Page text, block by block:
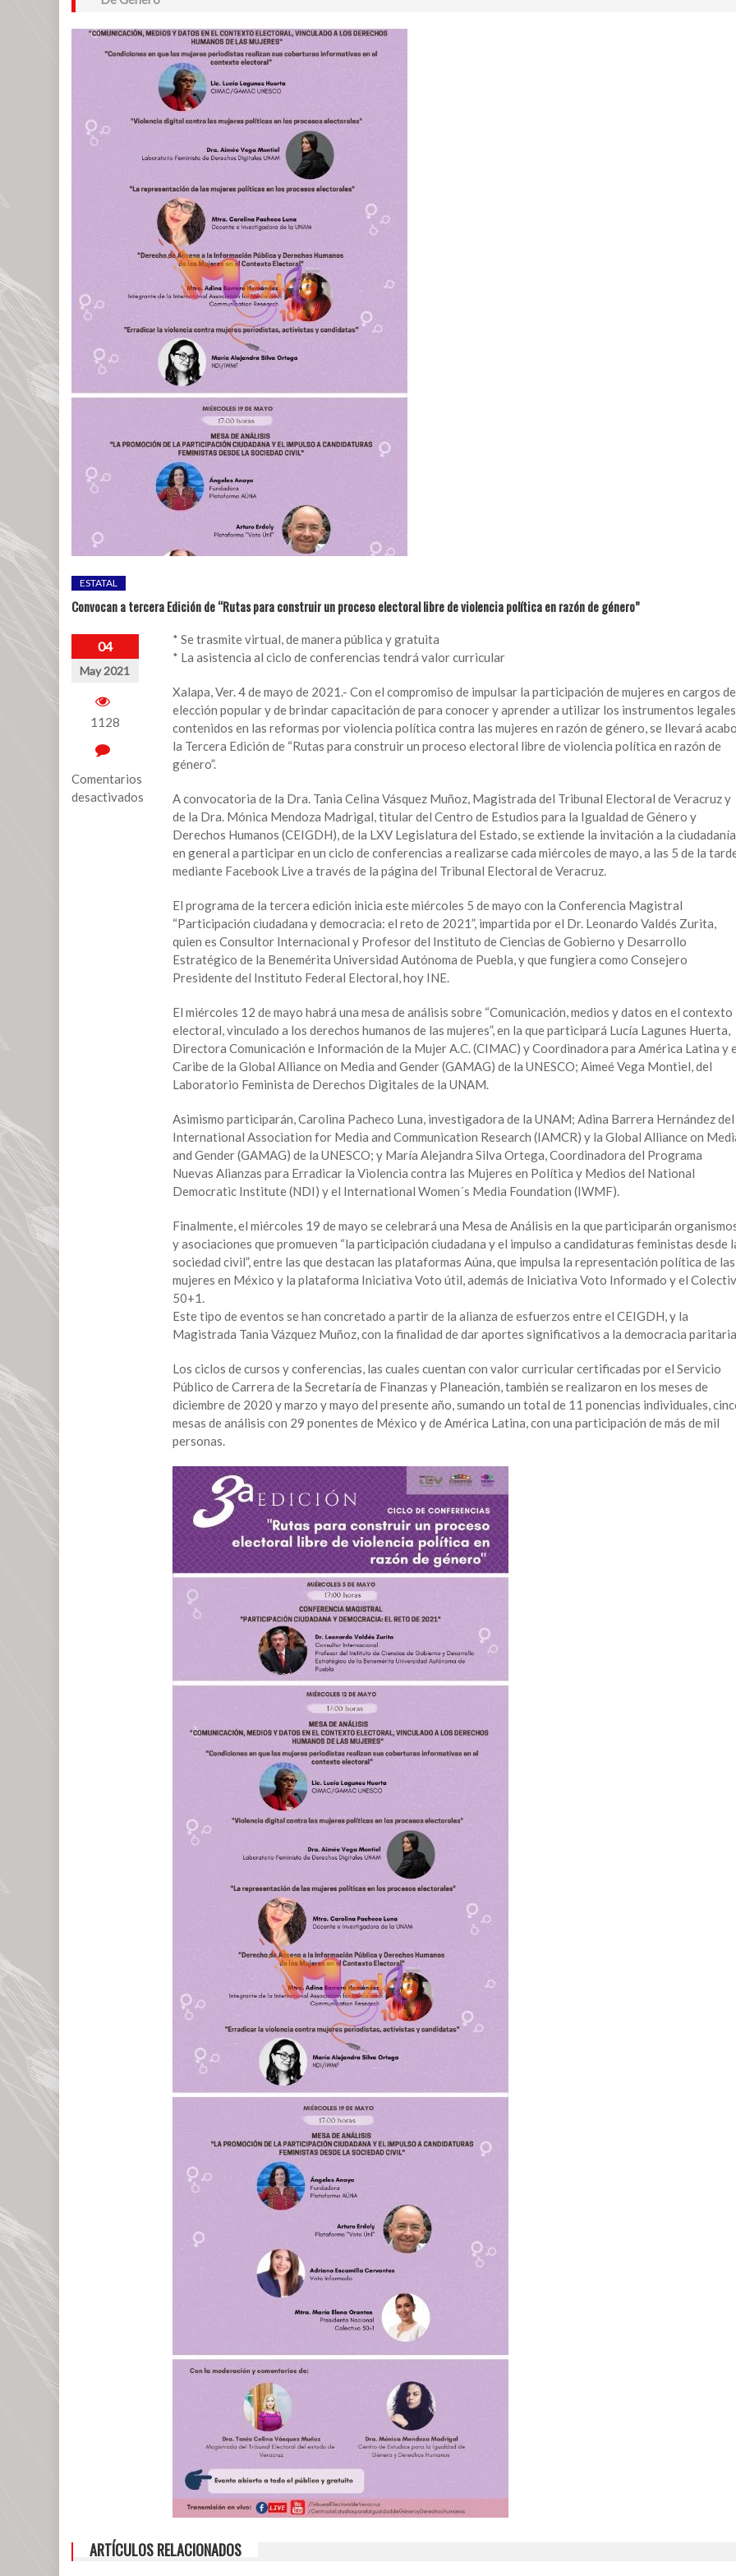
ESTATAL
Convocan a tercera Edición de “Rutas para construir un proceso electoral libre de violencia política en razón de género”
04
May 2021
1128
Comentarios
desactivados
* Se trasmite virtual, de manera pública y gratuita
* La asistencia al ciclo de conferencias tendrá valor curricular
Xalapa, Ver. 4 de mayo de 2021.- Con el compromiso de impulsar la participación de mujeres en cargos de
elección popular y de brindar capacitación de para conocer y aprender a utilizar los instrumentos legales
contenidos en las reformas por violencia política contra las mujeres en razón de género, se llevará
la Tercera Edición de “Rutas para construir un proceso electoral libre de violencia política en razón de
género”.
A convocatoria de la Dra. Tania Celina Vásquez Muñoz, Magistrada del Tribunal Electoral de Veracruz y
de la Dra. Mónica Mendoza Madrigal, titular del Centro de Estudios para la Igualdad de Género y
Derechos Humanos (CEIGDH), de la LXV Legislatura del Estado, se extiende la invitación a la ciudadanía
en general a participar en un ciclo de conferencias a realizarse cada miércoles de mayo, a las 5 de la
mediante Facebook Live a través de la página del Tribunal Electoral de Veracruz.
El programa de la tercera edición inicia este miércoles 5 de mayo con la Conferencia Magistral
“Participación ciudadana y democracia: el reto de 2021”, impartida por el Dr. Leonardo Valdés Zurita,
quien es Consultor Internacional y Profesor del Instituto de Ciencias de Gobierno y Desarrollo
Estratégico de la Benemérita Universidad Autónoma de Puebla, y que fungiera como Consejero
Presidente del Instituto Federal Electoral, hoy INE.
El miércoles 12 de mayo habrá una mesa de análisis sobre “Comunicación, medios y datos en el contexto
electoral, vinculado a los derechos humanos de las mujeres”, en la que participará Lucía Lagunes Huerta,
Directora Comunicación e Información de la Mujer A.C. (CIMAC) y Coordinadora para América Latina y
Caribe de la Global Alliance on Media and Gender (GAMAG) de la UNESCO; Aimeé Vega Montiel, del
Laboratorio Feminista de Derechos Digitales de la UNAM.
Asimismo participarán, Carolina Pacheco Luna, investigadora de la UNAM; Adina Barrera Hernández del
International Association for Media and Communication Research (IAMCR) y la Global Alliance on
and Gender (GAMAG) de la UNESCO; y María Alejandra Silva Ortega, Coordinadora del Programa
Nuevas Alianzas para Erradicar la Violencia contra las Mujeres en Política y Medios del National
Democratic Institute (NDI) y el International Women´s Media Foundation (IWMF).
Finalmente, el miércoles 19 de mayo se celebrará una Mesa de Análisis en la que participarán
y asociaciones que promueven “la participación ciudadana y el impulso a candidaturas feministas desde
sociedad civil”, entre las que destacan las plataformas Aúna, que impulsa la representación política de las
mujeres en México y la plataforma Iniciativa Voto útil, además de Iniciativa Voto Informado y el
50+1.
Este tipo de eventos se han concretado a partir de la alianza de esfuerzos entre el CEIGDH, y la
Magistrada Tania Vázquez Muñoz, con la finalidad de dar aportes significativos a la democracia
Los ciclos de cursos y conferencias, las cuales cuentan con valor curricular certificadas por el Servicio
Público de Carrera de la Secretaría de Finanzas y Planeación, también se realizaron en los meses de
diciembre de 2020 y marzo y mayo del presente año, sumando un total de 11 ponencias individuales,
mesas de análisis con 29 ponentes de México y de América Latina, con una participación de más de mil
personas.
ARTÍCULOS RELACIONADOS